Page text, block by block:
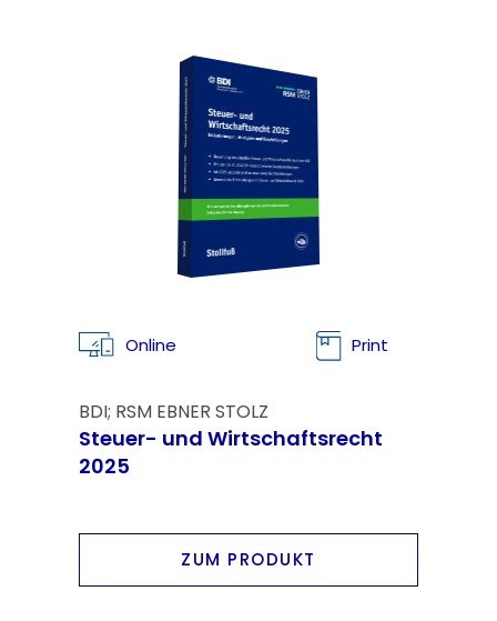
Online Print
BDI; RSM EBNER STOLZ
Steuer- und Wirtschaftsrecht
2025
ZUM PRODUKT